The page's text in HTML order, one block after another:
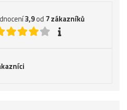
3,9od 7zákazníků